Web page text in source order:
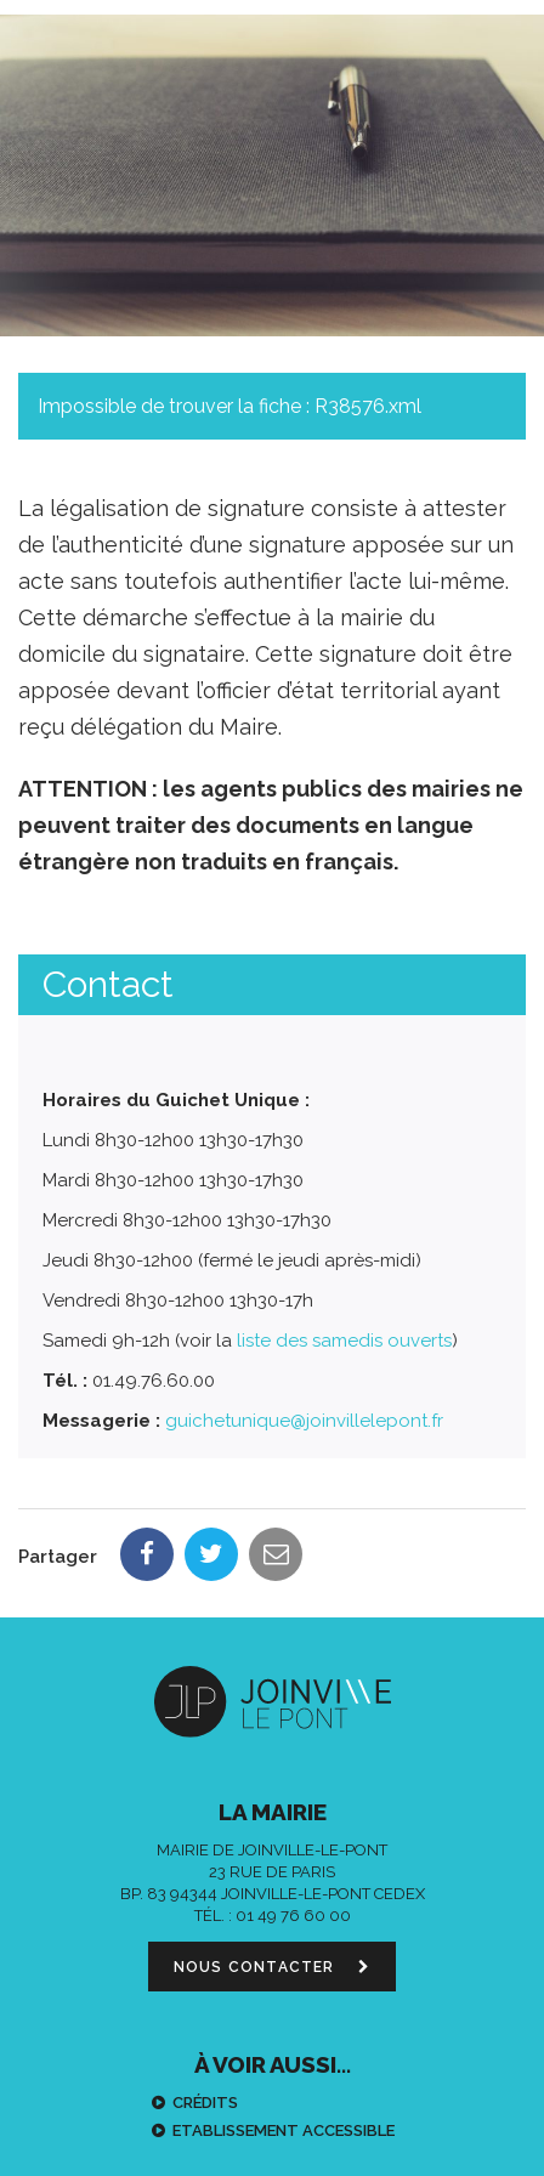
Impossible de trouver la fiche : R38576.xml
La légalisation de signature consiste à attester
de l’authenticité d’une signature apposée sur un
acte sans toutefois authentifier l’acte lui-même.
Cette démarche s’effectue à la mairie du
domicile du signataire. Cette signature doit être
apposée devant l’officier d’état territorial ayant
reçu délégation du Maire.
ATTENTION : les agents publics des mairies ne
peuvent traiter des documents en langue
étrangère non traduits en français.
Contact
Horaires du Guichet Unique :
Lundi 8h30-12h00 13h30-17h30
Mardi 8h30-12h00 13h30-17h30
Mercredi 8h30-12h00 13h30-17h30
Jeudi 8h30-12h00 (fermé le jeudi après-midi)
Vendredi 8h30-12h00 13h30-17h
Samedi 9h-12h (voir la liste des samedis ouverts)
Tél. : 01.49.76.60.00
Messagerie : guichetunique@joinvillelepont.fr
Partager
LA MAIRIE
MAIRIE DE JOINVILLE-LE-PONT
23 RUE DE PARIS
BP. 83 94344 JOINVILLE-LE-PONT CEDEX
TÉL. : 01 49 76 60 00
NOUS CONTACTER
À VOIR AUSSI...
CRÉDITS
ETABLISSEMENT ACCESSIBLE